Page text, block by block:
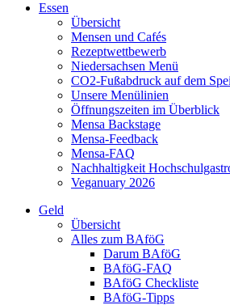
Essen
Übersicht
Mensen und Cafés
Rezeptwettbewerb
Niedersachsen Menü
CO2-Fußabdruck auf dem
Unsere Menülinien
Öffnungszeiten im Überblick
Mensa Backstage
Mensa-Feedback
Mensa-FAQ
Nachhaltigkeit
Veganuary 2026
Geld
Übersicht
Alles zum BAföG
Darum BAföG
BAföG-FAQ
BAföG Checkliste
BAföG-Tipps